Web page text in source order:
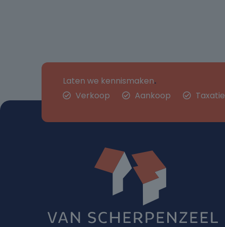
Laten we kennismaken.
Verkoop
Aankoop Taxatie